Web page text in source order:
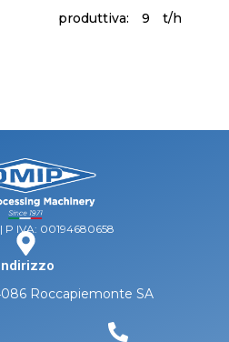
produttiva: 9 t/h
P IVA: 00194680658
Roccapiemonte SA